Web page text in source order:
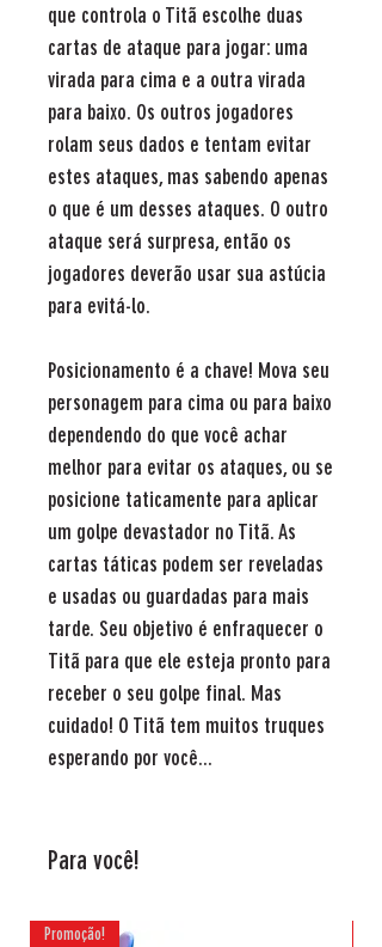
que controla o Titã escolhe duas
cartas de ataque para jogar: uma
virada para cima e a outra virada
para baixo. Os outros jogadores
rolam seus dados e tentam evitar
estes ataques, mas sabendo apenas
o que é um desses ataques. O outro
ataque será surpresa, então os
jogadores deverão usar sua astúcia
para evitá-lo.
Posicionamento é a chave! Mova seu
personagem para cima ou para baixo
dependendo do que você achar
melhor para evitar os ataques, ou se
posicione taticamente para aplicar
um golpe devastador no Titã. As
cartas táticas podem ser reveladas
e usadas ou guardadas para mais
tarde. Seu objetivo é enfraquecer o
Titã para que ele esteja pronto para
receber o seu golpe final. Mas
cuidado! O Titã tem muitos truques
esperando por você...
Para você!
Promoção!